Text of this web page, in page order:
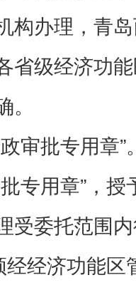
构办理，青
省级经济功
批专用章”
专用章”，
受委托范围
经经济功能